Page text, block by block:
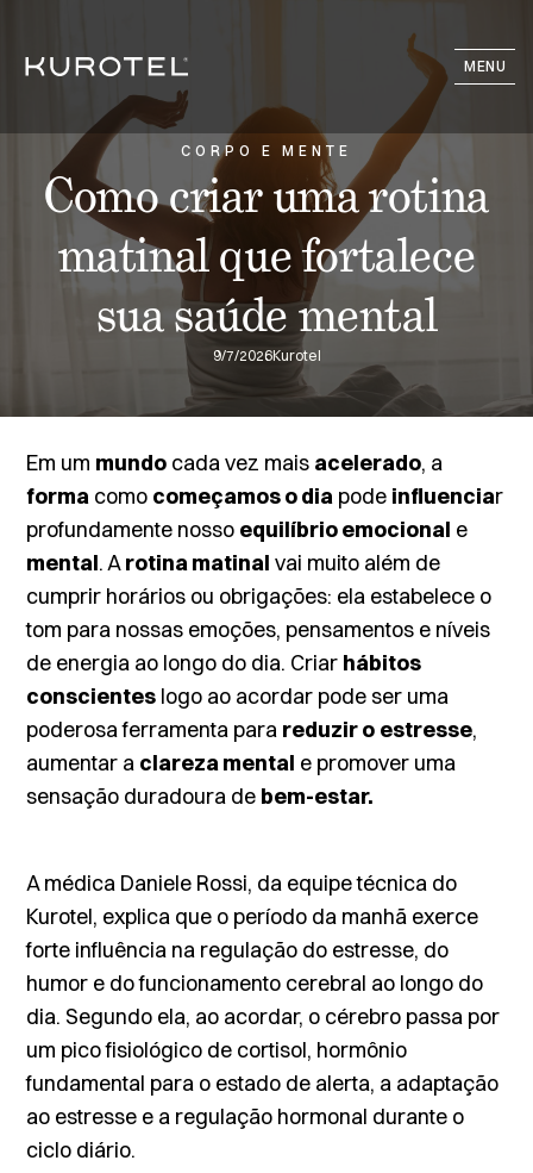
MENU
CORPO E MENTE
Como criar uma rotina
matinal que fortalece
sua saúde mental
9/7/2026Kurotel
Em um mundo cada vez mais acelerado, a
forma como começamos o dia pode influenciar
profundamente nosso equilíbrio emocional e
mental. Arotina matinal vai muito além de
cumprir horários ou obrigações: ela estabelece o
tom para nossas emoções, pensamentos e níveis
de energia ao longo do dia. Criar hábitos
conscientes logo ao acordar pode ser uma
poderosa ferramenta para reduzir o estresse,
aumentar a clareza mental e promover uma
sensação duradoura de bem-estar.
A médica Daniele Rossi, da equipe técnica do
Kurotel, explica que o período da manhã exerce
forte influência na regulação do estresse, do
humor e do funcionamento cerebral ao longo do
dia. Segundo ela, ao acordar, o cérebro passa por
um pico fisiológico de cortisol, hormônio
fundamental para o estado de alerta, a adaptação
ao estresse e a regulação hormonal durante o
ciclo diário.